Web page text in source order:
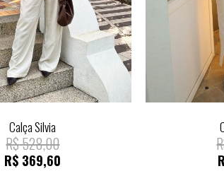
Calça Silvia
R$528,00
R$ 369,60